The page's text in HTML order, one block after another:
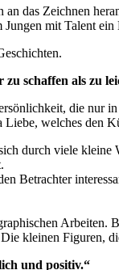
das Zeichnen
mit Talent
schaffen als zu
die nur
welches den
durch viele
Betrachter
Arbeiten.
kleinen Figuren,
und positiv.“